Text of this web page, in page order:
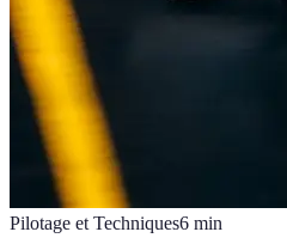
Pilotage et Techniques6 min